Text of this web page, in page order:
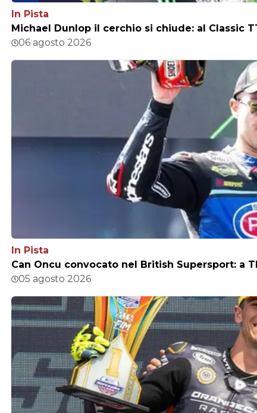
In Pista
Michael Dunlop il cerchio si chiude: al Classic
06 agosto 2026
In Pista
Can Oncu convocato nel British Supersport: a
05 agosto 2026